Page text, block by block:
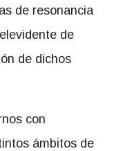
de resonancia
de
de dichos
con
ámbitos de